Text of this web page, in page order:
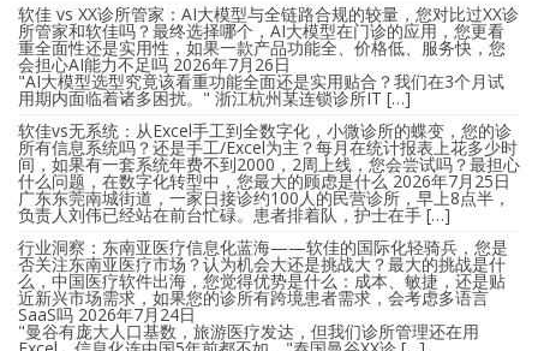
软佳 vs XX诊所管家：AI大模型与全链路合规的较量，您对比过XX诊
所管家和软佳吗？最终选择哪个，AI大模型在门诊的应用，您更看
重全面性还是实用性，如果一款产品功能全、价格低、服务快，您
会担心AI能力不足吗 2026年7月26日
"AI大模型选型究竟该看重功能全面还是实用贴合？我们在3个月试
用期内面临着诸多困扰。" 浙江杭州某连锁诊所IT […]
软佳vs无系统：从Excel手工到全数字化，小微诊所的蝶变，您的诊
所有信息系统吗？还是手工/Excel为主？每月在统计报表上花多少时
间，如果有一套系统年费不到2000，2周上线，您会尝试吗？最担心
什么问题，在数字化转型中，您最大的顾虑是什么 2026年7月25日
广东东莞南城街道，一家日接诊约100人的民营诊所，早上8点半，
负责人刘伟已经站在前台忙碌。患者排着队，护士在手 […]
行业洞察：东南亚医疗信息化蓝海——软佳的国际化轻骑兵，您是
否关注东南亚医疗市场？认为机会大还是挑战大？最大的挑战是什
么，中国医疗软件出海，您觉得优势是什么：成本、敏捷，还是贴
近新兴市场需求，如果您的诊所有跨境患者需求，会考虑多语言
SaaS吗 2026年7月24日
"曼谷有庞大人口基数，旅游医疗发达，但我们诊所管理还在用